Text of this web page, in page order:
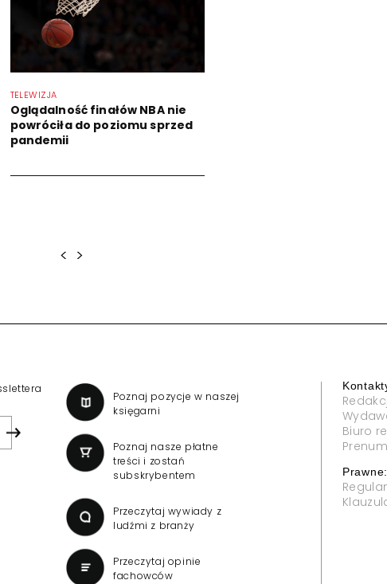
TELEWIZJA
Oglądalność finałów NBA nie
powróciła do poziomu sprzed
pandemii
< >
Poznaj pozycje w naszej
księgarni
Poznaj nasze płatne
treści i zostań
subskrybentem
Przeczytaj wywiady z
ludźmi z branży
Przeczytaj opinie
fachowców
Biuro
Prawne: